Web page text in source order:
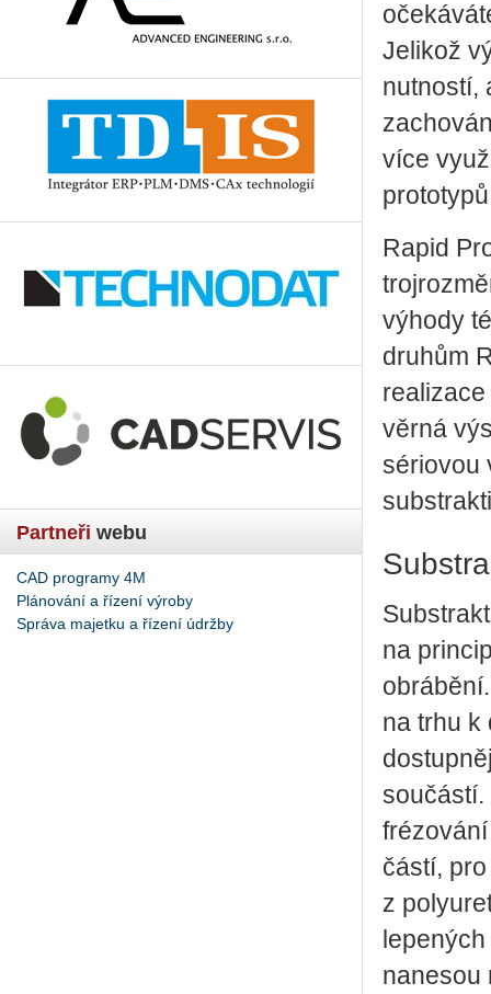
Partneři webu
CAD programy 4M
Plánování a řízení výroby
Správa majetku a řízení údržby
Jelikož
nutností,
více
Rapid
výhody
druhům
věrná
sériovou
na
na trhu k
součástí.
částí,
z
nanesou